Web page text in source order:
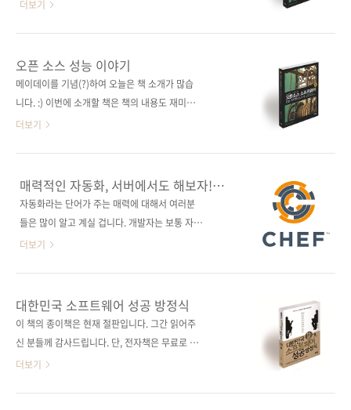
시리즈 I♥Robot 06 (아이러브로봇 06)판 형
46배판 변형(188*245)제 본 무선(soft cover)
(93000)키워드 아두이노 / C / C++ / 스케치 /
오픈소..
있다! 15,000원 특별보급가로 판매합니다! 출판
사 제이펍 원출판사 aosabook.org 원서명 The
Performance of Open Source
은이 테이비시 암스트롱(Tavish Armstrong)
옮긴이 류광 출판일 2014년 5월 21일 페이지
(soft cover) 정 가 15,000원 ISBN 978-89-
94506-90-6 (93000..
더보기
오픈 소스 성능 이야기
메이데이를 기념(?)하여 오늘은 책 소개가 많습
니다. :) 이번에 소개할 책은 책의 내용도 재미있
을 뿐더러 의미도 있는 책이라 책 소개가 더 신나
Source Applications)는 크롬과 파이어폭스를
비롯한 열한 개의 오픈소스와 이동통신망에 대
한 오픈 소스 개발자들의 실수와 성공담을 공유
를 보면서 오픈 소스의 성능에 고민하시는 분들
에게 멋진 읽을거리를 제공할 겁니다. 이번 책은
of Open Source Applications Vol 1, Vol2》
의 연장선상에 있는 책인데, 책 제목에서도 알 수
있듯이..
더보기
매력적인 자동화, 서버에서도 해보자!
《Chef Solo 입문》
자동화라는 단어가 주는 매력에 대해서 여러분
들은 많이 알고 계실 겁니다. 개발자는 보통 자신
이 사용하는 환경에 대해서 자동화를 많이 하는
는 자신이 편리하게 이용할 환경을 구성해야 하
기 때문이죠. 그런데 서버의 설정이나 갱신, 그리
고 운영 및 관리를 자동화할 수 있는 오픈 소스
그렇다면 여러분은 역시 뭘 좀 아시는 멋진 개발
자이십니다 :) 서버 자동화 관리에 대표주자가 있
더보기
대한민국 소프트웨어 성공 방정식
이 책의 종이책은 현재 절판입니다. 그간 읽어주
신 분들께 감사드립니다. 단, 전자책은 무료로 보
실 수 있습니다. 가슴 뛰는 소프트웨어는 어떻게
더보기